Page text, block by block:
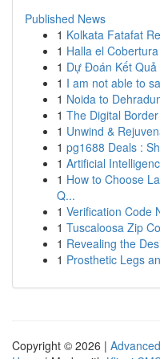
Published News
1 Kolkata Fatafat
1 Halla el
1 Dự Đoán Kết
1 I am not able to
1 Noida to
1 The Digital
1 Unwind &
1 pg1688 Deals :
1 Artificial
1 How to Choose
Q...
1 Verification Code
1 Tuscaloosa Zip
1 Revealing the
1 Prosthetic Legs
Copyright © 2026 |